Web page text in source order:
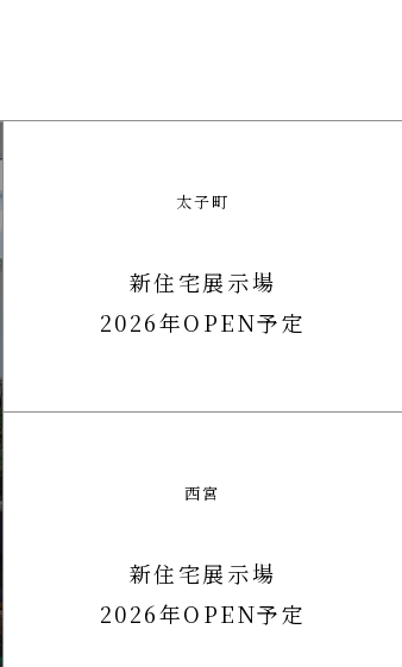
太子町
新住宅展示場
2026年OPEN予定
西宮
新住宅展示場
2026年OPEN予定